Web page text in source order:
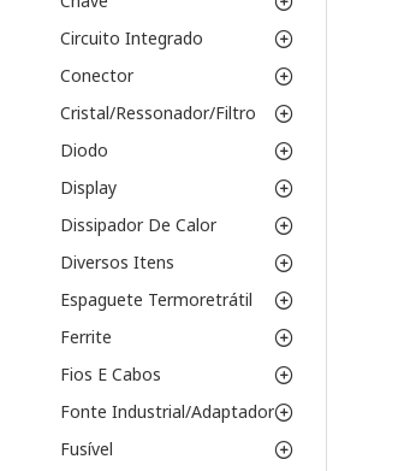
Circuito Integrado
Conector
Cristal/Ressonador/Filtro
Diodo
Display
Dissipador De Calor
Diversos Itens
Espaguete Termoretrátil
Ferrite
Fios E Cabos
Fonte Industrial/Adaptador
Fusível